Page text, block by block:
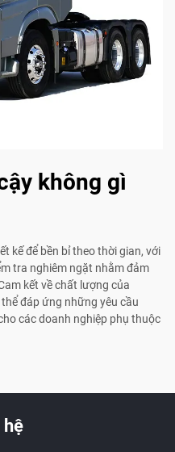
không gì
kế để bền bỉ theo thời gian, với
tra nghiêm ngặt nhằm đảm
kết về chất lượng của
đáp ứng những yêu cầu
các doanh nghiệp phụ thuộc
hệ